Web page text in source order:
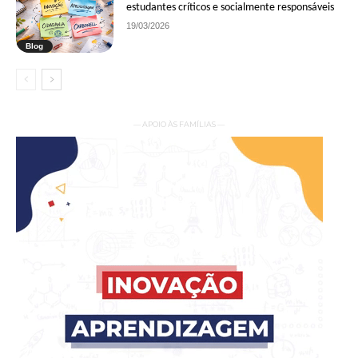
Blog
estudantes críticos e socialmente responsáveis
19/03/2026
— APOIO ÀS FAMÍLIAS —